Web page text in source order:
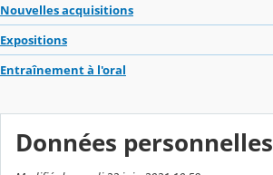
Nouvelles acquisitions
Expositions
Entraînement à l'oral
Données personnelles